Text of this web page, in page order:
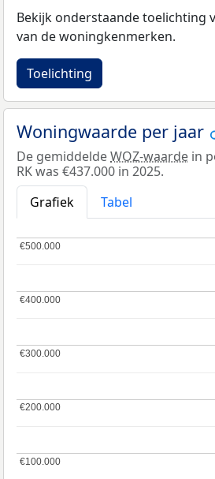
Bekijk onderstaande toelichting
van de woningkenmerken.
Toelichting
Woningwaarde per jaar
De gemiddeldeWOZ-waarde in
RK was €437.000 in 2025.
Grafiek
Tabel
€100.000
€100.000
€200.000
€200.000
€300.000
€300.000
€400.000
€400.000
€500.000
€500.000